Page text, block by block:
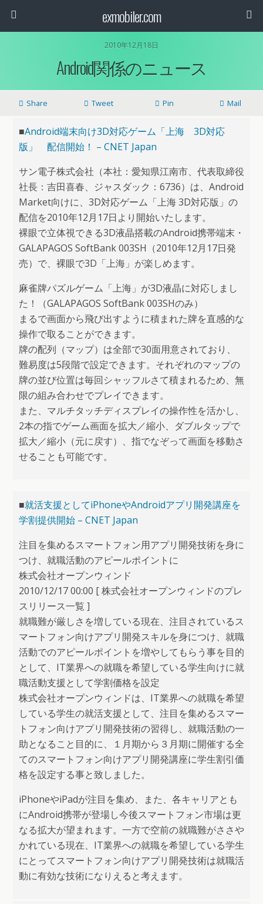
exmobiler.com
2010年12月18日
Android関係のニュース
Share Tweet Pin Mail
■Android端末向け3D対応ゲーム「上海 3D対応
版」 配信開始！ – CNET Japan
サン電子株式会社（本社：愛知県江南市、代表取締役
社長：吉田喜春、ジャスダック：6736）は、Android
Market向けに、3D対応ゲーム「上海 3D対応版」の
配信を2010年12月17日より開始いたします。
裸眼で立体視できる3D液晶搭載のAndroid携帯端末・
GALAPAGOS SoftBank 003SH（2010年12月17日発
売）で、裸眼で3D「上海」が楽しめます。
麻雀牌パズルゲーム「上海」が3D液晶に対応しまし
た！（GALAPAGOS SoftBank 003SHのみ）
まるで画面から飛び出すように積まれた牌を直感的な
操作で取ることができます。
牌の配列（マップ）は全部で30面用意されており、
難易度は5段階で設定できます。それぞれのマップの
牌の並び位置は毎回シャッフルさて積まれるため、無
限の組み合わせでプレイできます。
また、マルチタッチディスプレイの操作性を活かし、
2本の指でゲーム画面を拡大／縮小、ダブルタップで
拡大／縮小（元に戻す）、指でなぞって画面を移動さ
せることも可能です。
■就活支援としてiPhoneやAndroidアプリ開発講座を
学割提供開始 – CNET Japan
注目を集めるスマートフォン用アプリ開発技術を身に
つけ、就職活動のアピールポイントに
株式会社オープンウィンド
2010/12/17 00:00 [ 株式会社オープンウィンドのプレ
スリリース一覧 ]
就職難が厳しさを増している現在、注目されているス
マートフォン向けアプリ開発スキルを身につけ、就職
活動でのアピールポイントを増やしてもらう事を目的
として、IT業界への就職を希望している学生向けに就
職活動支援として学割価格を設定
株式会社オープンウィンドは、IT業界への就職を希望
している学生の就活支援として、注目を集めるスマー
トフォン向けアプリ開発技術の習得し、就職活動の一
助となること目的に、１月期から３月期に開催する全
てのスマートフォン向けアプリ開発講座に学生割引価
格を設定する事と致しました。
iPhoneやiPadが注目を集め、また、各キャリアとも
にAndroid携帯が登場し今後スマートフォン市場は更
なる拡大が望まれます。一方で空前の就職難がささや
かれている現在、IT業界への就職を希望している学生
にとってスマートフォン向けアプリ開発技術は就職活
動に有効な技術になりえると考えます。